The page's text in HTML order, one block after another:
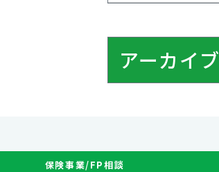
アーカイブ
保険事業/FP相談